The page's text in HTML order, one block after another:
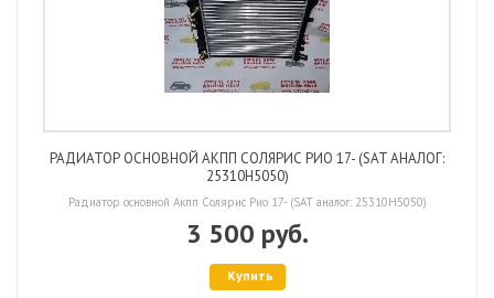
РАДИАТОР ОСНОВНОЙ АКПП СОЛЯРИС РИО 17- (SAT АНАЛОГ:
25310H5050)
Радиатор основной Акпп Солярис Рио 17- (SAT аналог: 25310H5050)
3 500 руб.
Купить